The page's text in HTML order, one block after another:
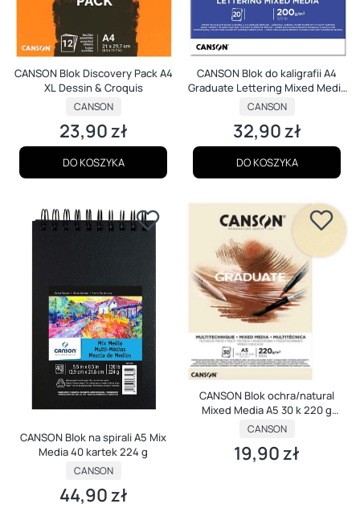
CANSON Blok Discovery Pack A4
XL Dessin & Croquis
PRODUCENT
CANSON
Cena
23,90 zł
DO KOSZYKA
CANSON Blok do kaligrafii A4
Graduate Lettering Mixed Media
200 g 20 k
PRODUCENT
CANSON
Cena
32,90 zł
DO KOSZYKA
CANSON Blok na spirali A5 Mix
Media 40 kartek 224 g
PRODUCENT
CANSON
Cena
44,90 zł
CANSON Blok ochra/natural
Mixed Media A5 30 k 220 g
Graduate
PRODUCENT
CANSON
Cena
19,90 zł